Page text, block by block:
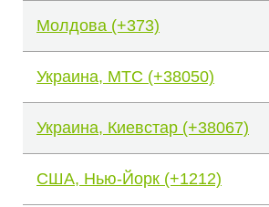
Молдова (+373)
Украина, МТС (+38050)
Украина, Киевстар (+38067)
США, Нью-Йорк (+1212)